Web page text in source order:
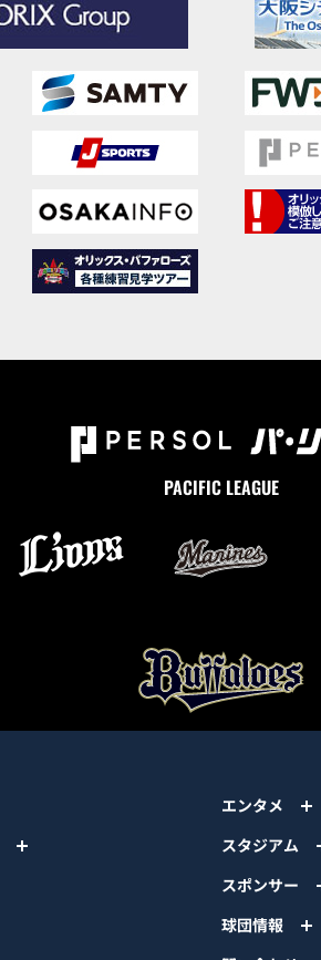
PACIFIC LEAGUE
エンタメ
スタジアム
スポンサー
球団情報